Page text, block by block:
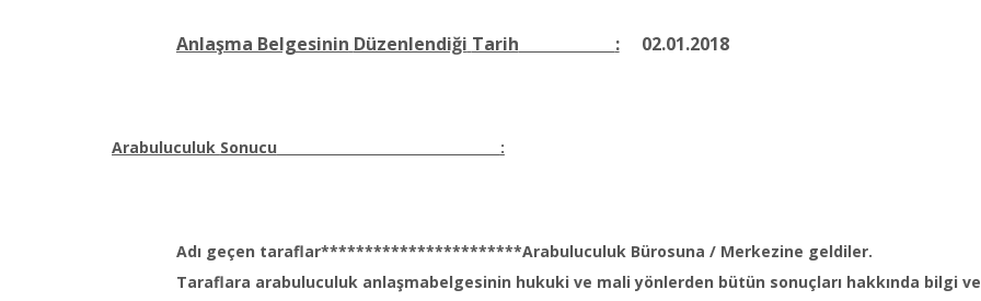
Anlaşma Belgesinin Düzenlendiği Tarih : 02.01.2018
Arabuluculuk Sonucu :
Adı geçen taraflar***********************Arabuluculuk Bürosuna / Merkezine geldiler.
Taraflara arabuluculuk anlaşmabelgesinin hukuki ve mali yönlerden bütün sonuçları hakkında bilgi